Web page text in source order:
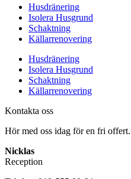
Husdränering
Isolera Husgrund
Schaktning
Källarrenovering
Husdränering
Isolera Husgrund
Schaktning
Källarrenovering
Kontakta oss
Hör med oss idag för en fri offert.
Nicklas
Reception